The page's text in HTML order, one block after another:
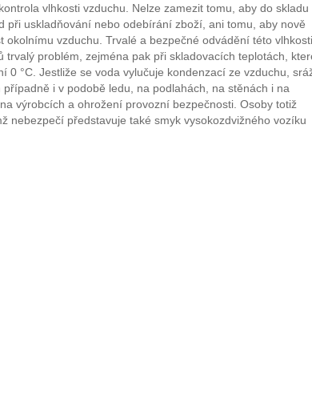
vlhkosti vzduchu. Nelze zamezit tomu, aby do skladu
při uskladňování nebo odebírání zboží, ani tomu, aby nově
okolnímu vzduchu. Trvalé a bezpečné odvádění této vlhkosti
trvalý problém, zejména pak při skladovacích teplotách,
0 °C. Jestliže se voda vylučuje kondenzací ze vzduchu,
i v podobě ledu, na podlahách, na stěnách i na
výrobcích a ohrožení provozní bezpečnosti. Osoby totiž
nebezpečí představuje také smyk vysokozdvižného vozíku